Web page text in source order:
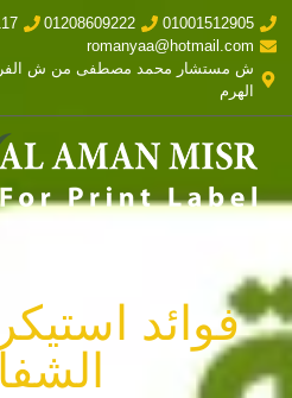
01001512905
01208609222
romanyaa@hotmail.com
ش مستشار محمد مصطفى من ش
الهرم
فوائد